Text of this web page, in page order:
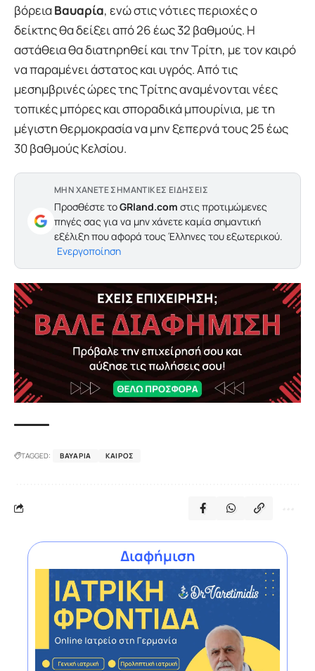
βόρειαΒαυαρία, ενώ στις νότιες περιοχές ο
δείκτης θα δείξει από 26 έως 32 βαθμούς. Η
αστάθεια θα διατηρηθεί και την Τρίτη, με τον καιρό
να παραμένει άστατος και υγρός. Από τις
μεσημβρινές ώρες της Τρίτης αναμένονται νέες
τοπικές μπόρες και σποραδικά μπουρίνια, με τη
μέγιστη θερμοκρασία να μην ξεπερνά τους 25 έως
30 βαθμούς Κελσίου.
ΜΗΝ ΧΑΝΕΤΕ ΣΗΜΑΝΤΙΚΕΣ ΕΙΔΗΣΕΙΣ
Προσθέστε τοGRland.com στις προτιμώμενες
πηγές σας για να μην χάνετε καμία σημαντική
εξέλιξη που αφορά τους Έλληνες του εξωτερικού.
Ενεργοποίηση
TAGGED: ΒΑΥΑΡΊΑ ΚΑΙΡΌΣ
Διαφήμιση